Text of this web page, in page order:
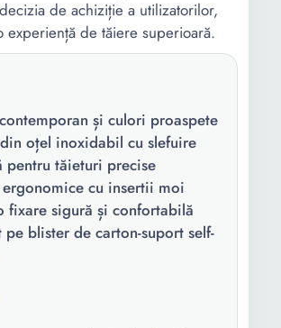
de achiziție a utilizatorilor,
experiență de tăiere superioară.
și culori proaspete
oțel inoxidabil cu slefuire
pentru tăieturi precise
cu insertii moi
fixare sigură și confortabilă
pe blister de carton-suport self-